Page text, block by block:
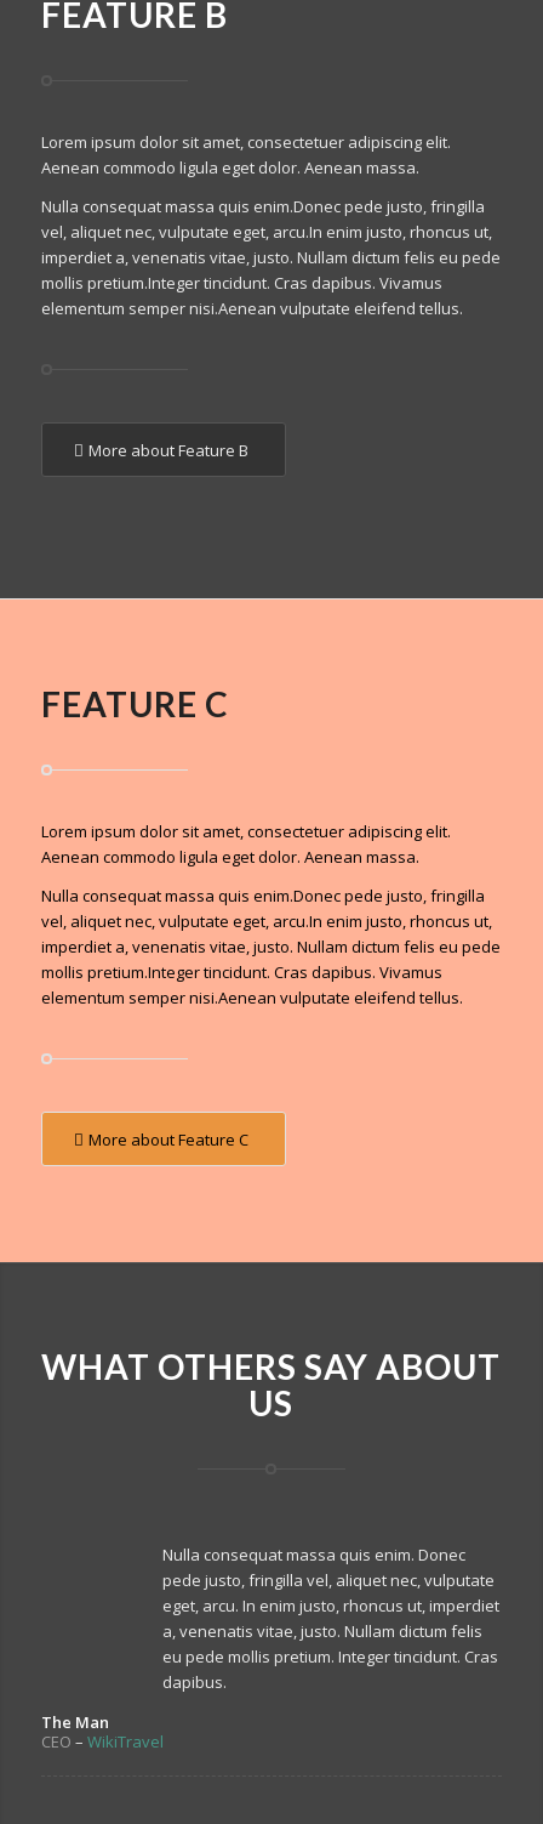
FEATURE B
Lorem ipsum dolor sit amet, consectetuer adipiscing elit.
Aenean commodo ligula eget dolor. Aenean massa.
Nulla consequat massa quis enim.Donec pede justo, fringilla
vel, aliquet nec, vulputate eget, arcu.In enim justo, rhoncus ut,
imperdiet a, venenatis vitae, justo. Nullam dictum felis eu pede
mollis pretium.Integer tincidunt. Cras dapibus. Vivamus
elementum semper nisi.Aenean vulputate eleifend tellus.
More about Feature B
FEATURE C
Lorem ipsum dolor sit amet, consectetuer adipiscing elit.
Aenean commodo ligula eget dolor. Aenean massa.
Nulla consequat massa quis enim.Donec pede justo, fringilla
vel, aliquet nec, vulputate eget, arcu.In enim justo, rhoncus ut,
imperdiet a, venenatis vitae, justo. Nullam dictum felis eu pede
mollis pretium.Integer tincidunt. Cras dapibus. Vivamus
elementum semper nisi.Aenean vulputate eleifend tellus.
More about Feature C
WHAT OTHERS SAY ABOUT
US
Nulla consequat massa quis enim. Donec
pede justo, fringilla vel, aliquet nec, vulputate
eget, arcu. In enim justo, rhoncus ut, imperdiet
a, venenatis vitae, justo. Nullam dictum felis
eu pede mollis pretium. Integer tincidunt. Cras
dapibus.
The Man
CEO – WikiTravel